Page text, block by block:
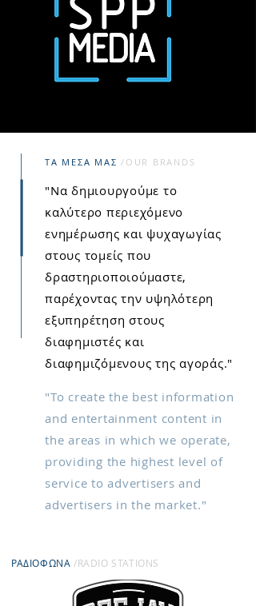
TΑ ΜΕΣΑ ΜΑΣ/OUR BRANDS
​"Να δημιουργούμε το
καλύτερο περιεχόμενο
ενημέρωσης και ψυχαγωγίας
στους τομείς που
δραστηριοποιούμαστε,
παρέχοντας την υψηλότερη
εξυπηρέτηση στους ​
διαφημιστές και
διαφημιζόμενους της αγοράς."
"To create the best information
and entertainment content in
the areas in which we operate,
providing the highest level of
service to advertisers and
advertisers in the market."
ΡΑΔΙΟΦΩΝΑ /RADIO STATIONS